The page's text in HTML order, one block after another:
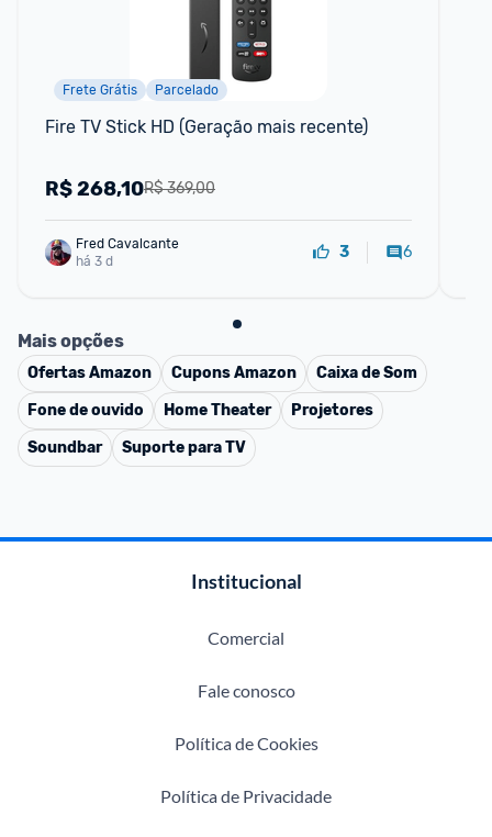
Frete Grátis Parcelado
Fire TV Stick HD (Geração mais recente)
R$ 369,00
R$268,10
Fred Cavalcante
há 3 d
3 6
Mais opções
OfertasAmazon CuponsAmazon
Caixa de Som
Fone de ouvido
Home Theater
Projetores
Soundbar
Suporte para TV
Institucional
Comercial
Fale conosco
Política de Cookies
Política de Privacidade